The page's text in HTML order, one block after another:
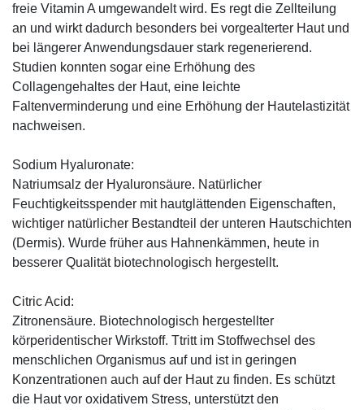
freie Vitamin A umgewandelt wird. Es regt die Zellteilung
an und wirkt dadurch besonders bei vorgealterter Haut und
bei längerer Anwendungsdauer stark regenerierend.
Studien konnten sogar eine Erhöhung des
Collagengehaltes der Haut, eine leichte
Faltenverminderung und eine Erhöhung der Hautelastizität
nachweisen.
Sodium Hyaluronate:
Natriumsalz der Hyaluronsäure. Natürlicher
Feuchtigkeitsspender mit hautglättenden Eigenschaften,
wichtiger natürlicher Bestandteil der unteren Hautschichten
(Dermis). Wurde früher aus Hahnenkämmen, heute in
besserer Qualität biotechnologisch hergestellt.
Citric Acid:
Zitronensäure. Biotechnologisch hergestellter
körperidentischer Wirkstoff. Ttritt im Stoffwechsel des
menschlichen Organismus auf und ist in geringen
Konzentrationen auch auf der Haut zu finden. Es schützt
die Haut vor oxidativem Stress, unterstützt den